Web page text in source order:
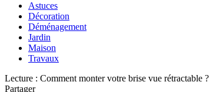
Astuces
Décoration
Déménagement
Jardin
Maison
Travaux
Lecture : Comment monter votre brise vue rétractable ?
Partager